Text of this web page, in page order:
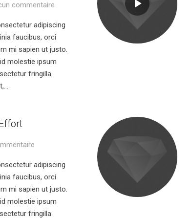
commentaire
adipiscing
faucibus, orci
mi sapien ut justo.
molestie ipsum
fringilla
adipiscing
faucibus, orci
mi sapien ut justo.
molestie ipsum
fringilla